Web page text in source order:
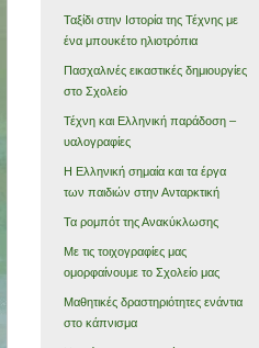
Ταξίδι στην Ιστορία της Τέχνης με
ένα μπουκέτο ηλιοτρόπια
Πασχαλινές εικαστικές δημιουργίες
στο Σχολείο
Τέχνη και Ελληνική παράδοση –
υαλογραφίες
Η Ελληνική σημαία και τα έργα
των παιδιών στην Ανταρκτική
Τα ρομπότ της Ανακύκλωσης
Με τις τοιχογραφίες μας
ομορφαίνουμε το Σχολείο μας
Μαθητικές δραστηριότητες ενάντια
στο κάπνισμα